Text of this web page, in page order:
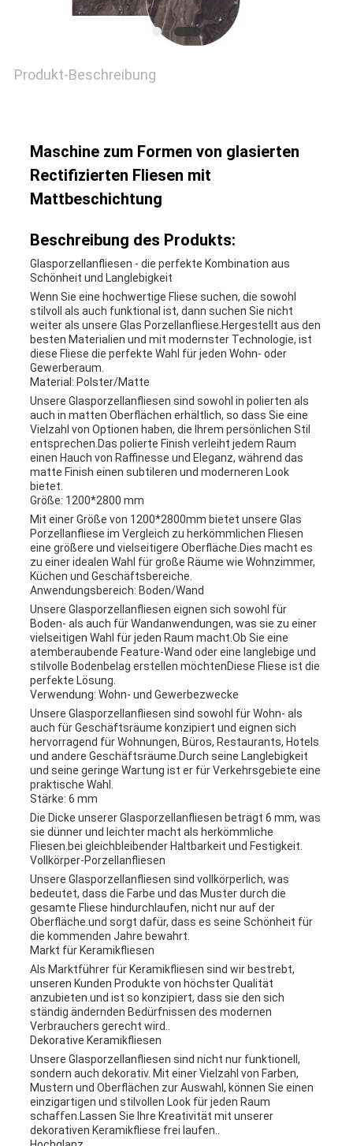
Produkt-Beschreibung
Maschine zum Formen von glasierten
Rectifizierten Fliesen mit
Mattbeschichtung
Beschreibung des Produkts:
Glasporzellanfliesen - die perfekte Kombination aus
Schönheit und Langlebigkeit
Wenn Sie eine hochwertige Fliese suchen, die sowohl
stilvoll als auch funktional ist, dann suchen Sie nicht
weiter als unsere Glas Porzellanfliese.Hergestellt aus den
besten Materialien und mit modernster Technologie, ist
diese Fliese die perfekte Wahl für jeden Wohn- oder
Gewerberaum.
Material: Polster/Matte
Unsere Glasporzellanfliesen sind sowohl in polierten als
auch in matten Oberflächen erhältlich, so dass Sie eine
Vielzahl von Optionen haben, die Ihrem persönlichen Stil
entsprechen.Das polierte Finish verleiht jedem Raum
einen Hauch von Raffinesse und Eleganz, während das
matte Finish einen subtileren und moderneren Look
bietet.
Größe: 1200*2800 mm
Mit einer Größe von 1200*2800mm bietet unsere Glas
Porzellanfliese im Vergleich zu herkömmlichen Fliesen
eine größere und vielseitigere Oberfläche.Dies macht es
zu einer idealen Wahl für große Räume wie Wohnzimmer,
Küchen und Geschäftsbereiche.
Anwendungsbereich: Boden/Wand
Unsere Glasporzellanfliesen eignen sich sowohl für
Boden- als auch für Wandanwendungen, was sie zu einer
vielseitigen Wahl für jeden Raum macht.Ob Sie eine
atemberaubende Feature-Wand oder eine langlebige und
stilvolle Bodenbelag erstellen möchtenDiese Fliese ist die
perfekte Lösung.
Verwendung: Wohn- und Gewerbezwecke
Unsere Glasporzellanfliesen sind sowohl für Wohn- als
auch für Geschäftsräume konzipiert und eignen sich
hervorragend für Wohnungen, Büros, Restaurants, Hotels
und andere Geschäftsräume.Durch seine Langlebigkeit
und seine geringe Wartung ist er für Verkehrsgebiete eine
praktische Wahl.
Stärke: 6 mm
Die Dicke unserer Glasporzellanfliesen beträgt 6 mm, was
sie dünner und leichter macht als herkömmliche
Fliesen.bei gleichbleibender Haltbarkeit und Festigkeit.
Vollkörper-Porzellanfliesen
Unsere Glasporzellanfliesen sind vollkörperlich, was
bedeutet, dass die Farbe und das Muster durch die
gesamte Fliese hindurchlaufen, nicht nur auf der
Oberfläche.und sorgt dafür, dass es seine Schönheit für
die kommenden Jahre bewahrt.
Markt für Keramikfliesen
Als Marktführer für Keramikfliesen sind wir bestrebt,
unseren Kunden Produkte von höchster Qualität
anzubieten.und ist so konzipiert, dass sie den sich
ständig ändernden Bedürfnissen des modernen
Verbrauchers gerecht wird..
Dekorative Keramikfliesen
Unsere Glasporzellanfliesen sind nicht nur funktionell,
sondern auch dekorativ. Mit einer Vielzahl von Farben,
Mustern und Oberflächen zur Auswahl, können Sie einen
einzigartigen und stilvollen Look für jeden Raum
schaffen.Lassen Sie Ihre Kreativität mit unserer
dekorativen Keramikfliese frei laufen..